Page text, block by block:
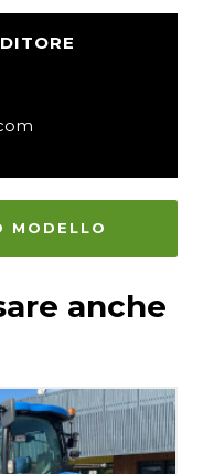
MODELLO
anche